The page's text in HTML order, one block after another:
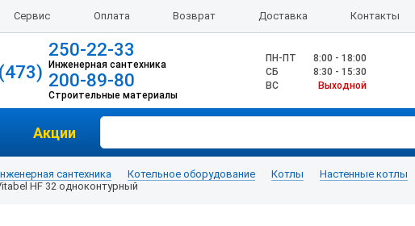
Сервис Оплата Возврат Доставка Контакты
250-22-33
Инженерная сантехника
200-89-80
Строительные материалы
ПН-ПТ
8:00 - 18:00
CБ
8:30 - 15:30
ВС
Выходной
Акции
сантехника Котельное оборудование Котлы Настенные котлы
НF 32 одноконтурный